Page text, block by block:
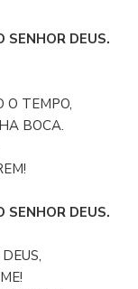
SENHOR DEUS.
O TEMPO,
BOCA.
SENHOR DEUS.